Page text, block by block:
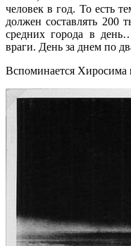
человек в год. То есть
должен составлять 200
средних города в
враги. День за днем по
Вспоминается